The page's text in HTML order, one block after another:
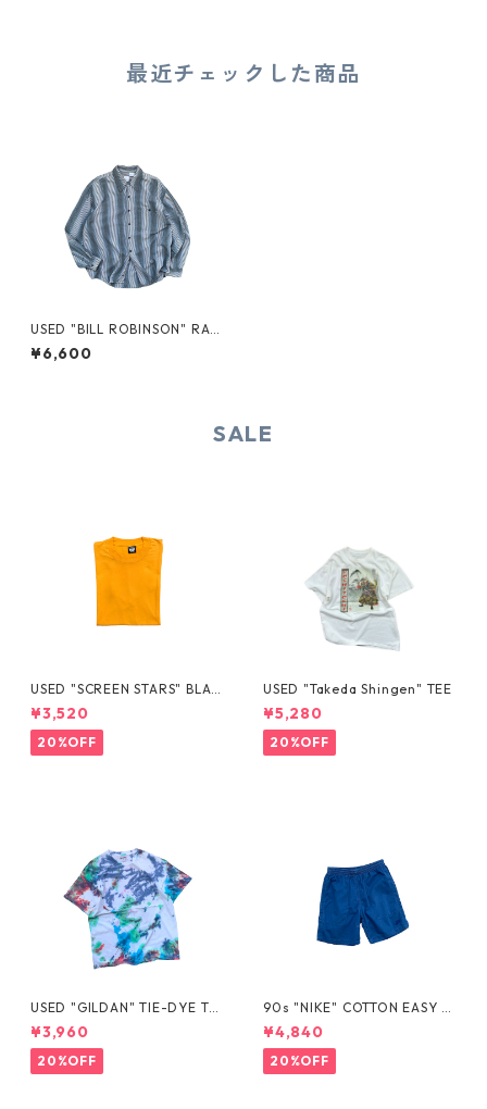
最近チェックした商品
USED "BILL ROBINSON" RAY
ON STRIPE SHIRT
¥6,600
SALE
USED "SCREEN STARS" BLAN
K TEE
¥3,520
20%OFF
USED "Takeda Shingen" TEE
¥5,280
20%OFF
USED "GILDAN" TIE-DYE TE
E
¥3,960
20%OFF
90s "NIKE" COTTON EASY S
HORTS
¥4,840
20%OFF